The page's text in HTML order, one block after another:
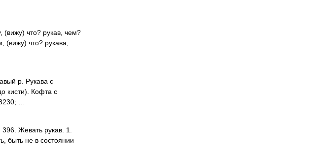
что? рукав, чем?
(вижу) что? рукава,
р. Рукава с
кисти). Кофта с
…
Жевать рукав. 1.
быть не в состоянии